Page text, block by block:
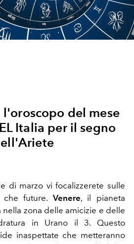
del mese
Italia per il segno
di marzo vi focalizzerete sulle
che future. Venere, il pianeta
nella zona delle amicizie e delle
in Urano il 3. Questo
inaspettate che metteranno